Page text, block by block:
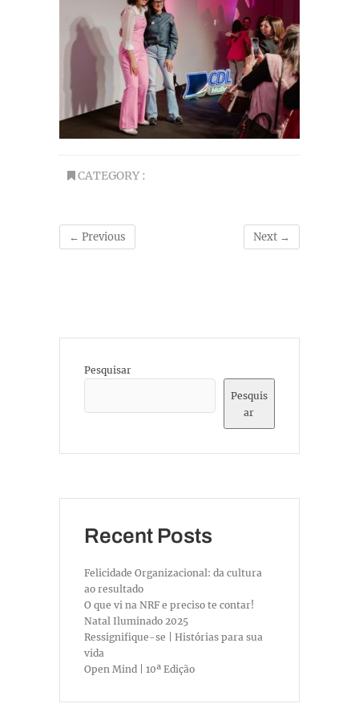
CATEGORY :
← Previous Next →
Pesquisar
Pesquis
ar
Recent Posts
Felicidade Organizacional: da cultura
ao resultado
O que vi na NRF e preciso te contar!
Natal Iluminado 2025
Ressignifique-se | Histórias para sua
vida
Open Mind | 10ª Edição